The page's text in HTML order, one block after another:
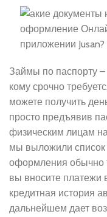
Займы по паспорту
кому срочно
можете получить
просто предъявив
физическим лицам на
мы выложили список
оформления обычно
вы вносите платежи
кредитная история
дальнейшем дает